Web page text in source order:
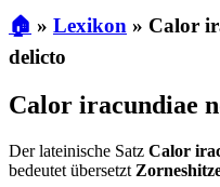
🏠 » Lexikon » Calor
delicto
Calor iracundiae
Der lateinische Satz Calor
bedeutet übersetzt